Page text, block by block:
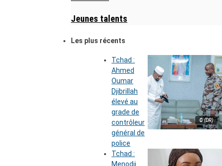
Jeunes talents
Les plus récents
© (DR)
Tchad :
Ahmed
Oumar
Djibrillah
élevé au
grade de
contrôleur
général de
police
Tchad :
Menodji